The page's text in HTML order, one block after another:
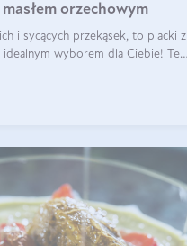
orzechowym
i sycących przekąsek, to placki z
idealnym wyborem dla Ciebie! Te